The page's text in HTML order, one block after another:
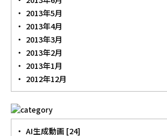
2013年5月
2013年4月
2013年3月
2013年2月
2013年1月
2012年12月
AI生成動画 [24]